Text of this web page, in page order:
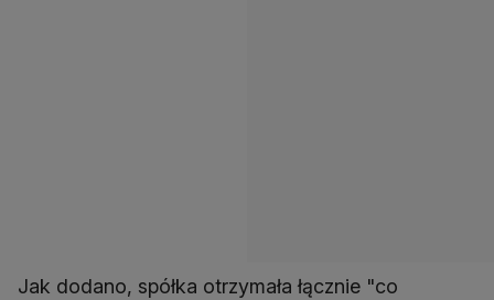
Jak dodano, spółka otrzymała łącznie "co